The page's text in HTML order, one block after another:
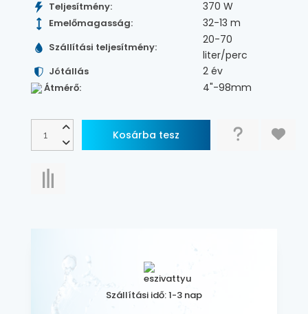
Teljesítmény: 370 W
Emelőmagasság: 32-13 m
Szállítási teljesítmény:
20-70
liter/perc
Jótállás 2 év
Átmérő: 4"-98mm
Szállítási idő: 1-3 nap